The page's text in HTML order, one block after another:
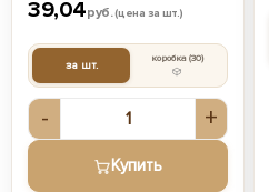
39,04руб.(цена за шт.)
- +
за шт. коробка(30)
Купить